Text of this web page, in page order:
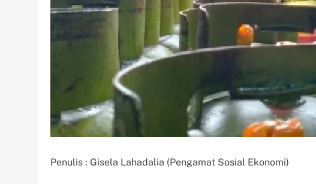
Penulis : Gisela Lahadalia (Pengamat Sosial Ekonomi)